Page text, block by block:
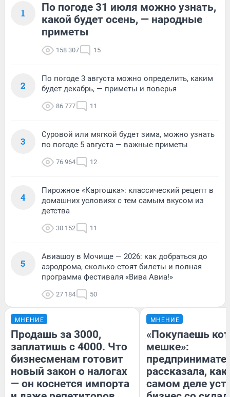
1
По погоде 31 июля можно узнать,
какой будет осень, — народные
приметы
158 307 15
2
По погоде 3 августа можно определить, каким
будет декабрь, — приметы и поверья
86 777 11
3
Суровой или мягкой будет зима, можно узнать
по погоде 5 августа — важные приметы
76 964 12
4
Пирожное «Картошка»: классический рецепт в
домашних условиях с тем самым вкусом из
детства
30 152 11
5
Авиашоу в Мочище — 2026: как добраться до
аэродрома, сколько стоят билеты и полная
программа фестиваля «Вива Авиа!»
27 184 50
МНЕНИЕ
Продашь за 3000,
заплатишь с 4000. Что
бизнесменам готовит
новый закон о налогах
— он коснется импорта
МНЕНИЕ
«Покупаешь
мешке»:
рассказала, как
самом деле